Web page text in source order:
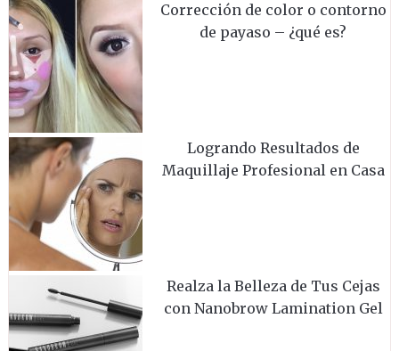
Corrección de color o contorno
de payaso – ¿qué es?
Logrando Resultados de
Maquillaje Profesional en Casa
Realza la Belleza de Tus Cejas
con Nanobrow Lamination Gel